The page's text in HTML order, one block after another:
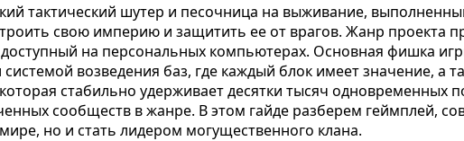
тактический шутер и песочница на выживание,
свою империю и защитить ее от врагов. Жанр проекта
на персональных компьютерах. Основная фишка
возведения баз, где каждый блок имеет значение, а
стабильно удерживает десятки тысяч
сообществ в жанре. В этом гайде разберем геймплей,
но и стать лидером могущественного клана.